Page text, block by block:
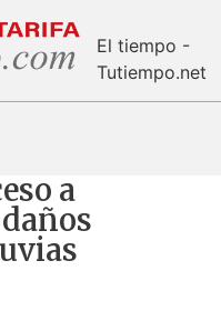
El tiempo -
Tutiempo.net
a